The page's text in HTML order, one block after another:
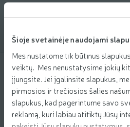
Šioje svetainėje naudojami
Mes nustatome tik būtinus
veiktų. Mes nenustatysime jokių
įjungsite. Jei įgalinsite slapukus,
pirmosios ir trečiosios šalies
slapukus, kad pagerintume savo
reklamą, kuri labiau atitiktų Jūsų
Filtruoti
Rodyti
2 ir daugiau
-50%
024
€
0,49 €
0,24 €/vnt.
Lipni juosta
0.49 €
049 Kaina už
0,49 €/vnt.
Įdėti į krepšelį